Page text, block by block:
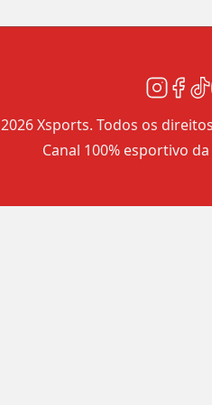
Xsports. Todos os
Canal 100% esportivo